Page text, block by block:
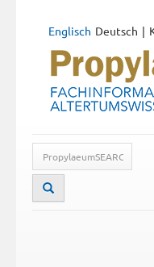
Deutsch
Englisch